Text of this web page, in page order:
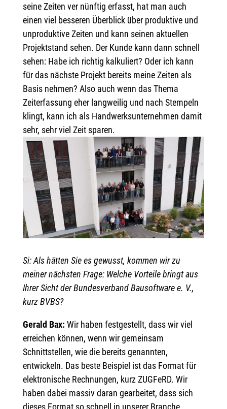
seine Zeiten ver nünftig erfasst, hat man auch
einen viel besseren Überblick über produktive und
unproduktive Zeiten und kann seinen aktuellen
Projektstand sehen. Der Kunde kann dann schnell
sehen: Habe ich richtig kalkuliert? Oder ich kann
für das nächste Projekt bereits meine Zeiten als
Basis nehmen? Also auch wenn das Thema
Zeiterfassung eher langweilig und nach Stempeln
klingt, kann ich als Handwerksunternehmen damit
sehr, sehr viel Zeit sparen.
Si: Als hätten Sie es gewusst, kommen wir zu
meiner nächsten Frage: Welche Vorteile bringt aus
Ihrer Sicht der Bundesverband Bausoftware e. V.,
kurz BVBS?
Gerald Bax: Wir haben festgestellt, dass wir viel
erreichen können, wenn wir gemeinsam
Schnittstellen, wie die bereits genannten,
entwickeln. Das beste Beispiel ist das Format für
elektronische Rechnungen, kurz ZUGFeRD. Wir
haben dabei massiv daran gearbeitet, dass sich
dieses Format so schnell in unserer Branche